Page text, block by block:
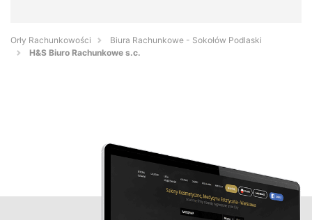
Orły Rachunkowości
Biura Rachunkowe - Sokołów Podlaski
H&S Biuro Rachunkowe s.c.